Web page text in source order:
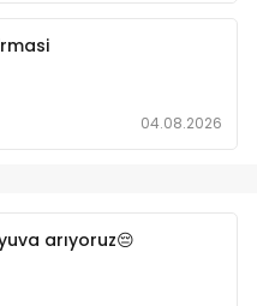
04.08.2026
arıyoruz😔